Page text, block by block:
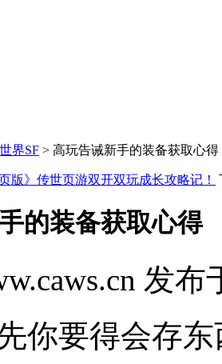
界SF > 高玩告诫新手的装备获取心得
版》传世页游双开双玩成长攻略记！
的装备获取心得
发
要得会存东